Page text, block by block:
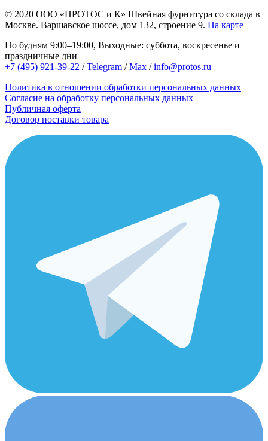
© 2020 ООО «ПРОТОС и К» Швейная фурнитура со склада в
Москве. Варшавское шоссе, дом 132, строение 9. На карте
По будням 9:00–19:00, Выходные: суббота, воскресенье и
праздничные дни
+7 (495) 921-39-22 /Telegram /Max /info@protos.ru
Политика в отношении обработки персональных данных
Согласие на обработку персональных данных
Публичная оферта
Договор поставки товара